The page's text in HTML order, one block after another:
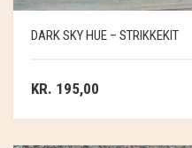
DARK SKY HUE – STRIKKEKIT
KR. 195,00